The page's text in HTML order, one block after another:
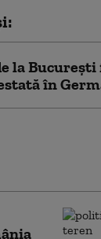
la București
în